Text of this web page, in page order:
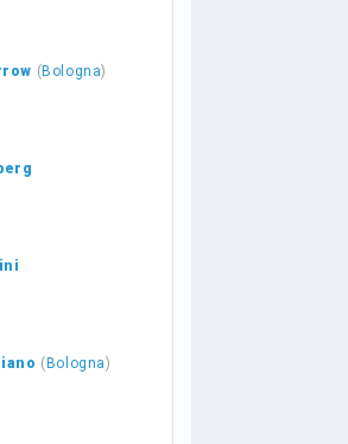
( Bologna)
( Bologna)